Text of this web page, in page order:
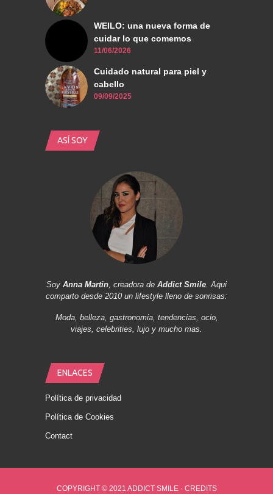
WEILO: una nueva forma de
cuidar lo que comemos
11/06/2026
Cuidado natural para piel y
cabello
09/09/2025
ASÍ SOY
Soy Anna Martin, creadora de Addict Smile. Aqui
comparto desde 2010 un lifestyle lleno de sonrisas:
Moda, belleza, gastronomia, tendencias, ocio,
viajes, celebrities, lujo y mucho mas.
ENLACES
Política de privacidad
Política de Cookies
Contact
COPYRIGHT © 2021 ADDICT SMILE · CREDITS